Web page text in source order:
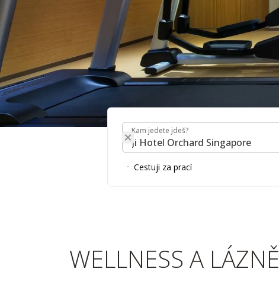
Kam jedete jdeš?
Kam jedete jdeš?
Cestuji za prací
WELLNESS A LÁZNĚ